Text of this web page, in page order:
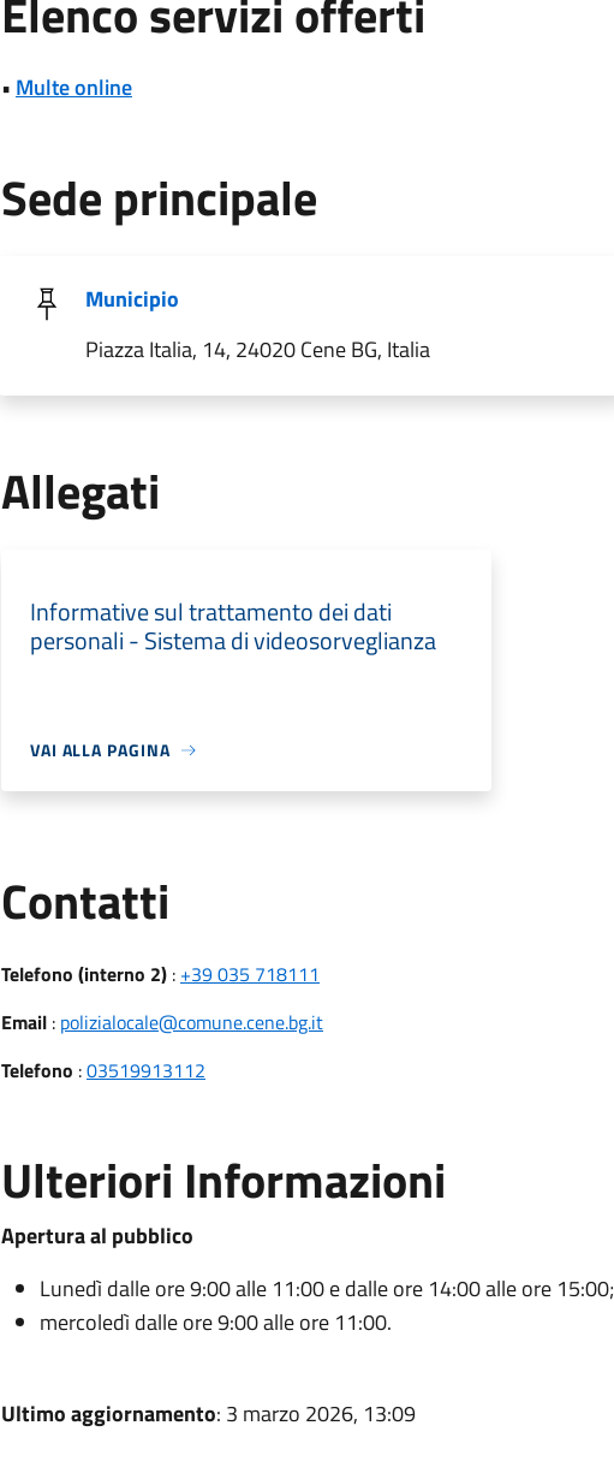
Elenco servizi offerti
• Multe online
Sede principale
Municipio
Piazza Italia, 14, 24020 Cene BG, Italia
Allegati
Informative sul trattamento dei dati
personali - Sistema di videosorveglianza
VAI ALLA PAGINA
Contatti
Telefono (interno 2): +39 035 718111
Email: polizialocale@comune.cene.bg.it
Telefono :03519913112
Ulteriori Informazioni
Apertura al pubblico
Lunedì dalle ore 9:00 alle 11:00 e dalle ore 14:00 alle ore 15:00;
mercoledì dalle ore 9:00 alle ore 11:00.
Ultimo aggiornamento: 3 marzo 2026, 13:09